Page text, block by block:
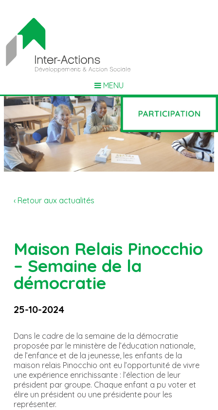
MENU
‹ Retour aux actualités
Maison Relais Pinocchio
– Semaine de la
démocratie
25-10-2024
Dans le cadre de la semaine de la démocratie
proposée par le ministère de l’éducation nationale,
de l’enfance et de la jeunesse, les enfants de la
maison relais Pinocchio ont eu l’opportunité de vivre
une expérience enrichissante : l’élection de leur
président par groupe. Chaque enfant a pu voter et
élire un président ou une présidente pour les
représenter.